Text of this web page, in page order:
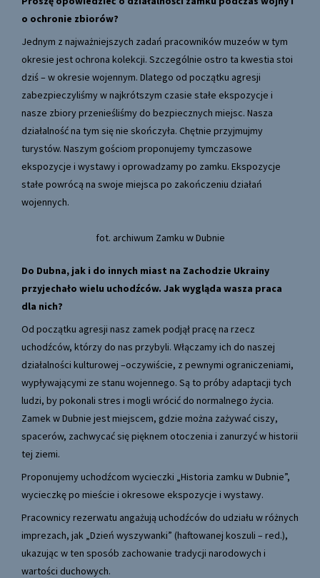
o ochronie zbiorów?
Jednym z najważniejszych zadań pracowników muzeów w tym
okresie jest ochrona kolekcji. Szczególnie ostro ta kwestia stoi
dziś – w okresie wojennym. Dlatego od początku agresji
zabezpieczyliśmy w najkrótszym czasie stałe ekspozycje i
nasze zbiory przenieśliśmy do bezpiecznych miejsc. Nasza
działalność na tym się nie skończyła. Chętnie przyjmujmy
turystów. Naszym gościom proponujemy tymczasowe
ekspozycje i wystawy i oprowadzamy po zamku. Ekspozycje
stałe powrócą na swoje miejsca po zakończeniu działań
wojennych.
fot. archiwum Zamku w Dubnie
Do Dubna, jak i do innych miast na Zachodzie Ukrainy
przyjechało wielu uchodźców. Jak wygląda wasza praca
dla nich?
Od początku agresji nasz zamek podjął pracę na rzecz
uchodźców, którzy do nas przybyli. Włączamy ich do naszej
działalności kulturowej –oczywiście, z pewnymi ograniczeniami,
wypływającymi ze stanu wojennego. Są to próby adaptacji tych
ludzi, by pokonali stres i mogli wrócić do normalnego życia.
Zamek w Dubnie jest miejscem, gdzie można zażywać ciszy,
spacerów, zachwycać się pięknem otoczenia i zanurzyć w historii
tej ziemi.
Proponujemy uchodźcom wycieczki „Historia zamku w Dubnie”,
wycieczkę po mieście i okresowe ekspozycje i wystawy.
Pracownicy rezerwatu angażują uchodźców do udziału w różnych
imprezach, jak „Dzień wyszywanki” (haftowanej koszuli – red.),
ukazując w ten sposób zachowanie tradycji narodowych i
wartości duchowych.